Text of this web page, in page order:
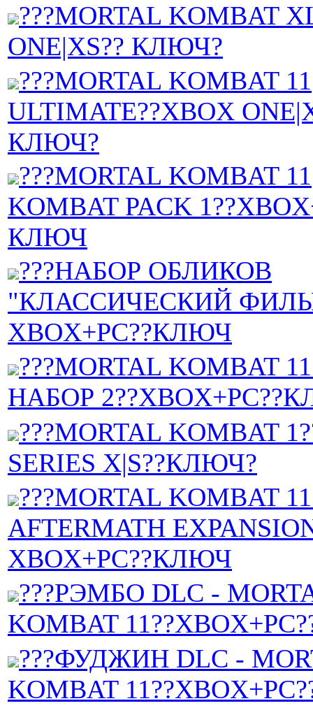
???MORTAL KOMBAT
ONE|XS?? КЛЮЧ?
???MORTAL KOMBAT 11
ULTIMATE??XBOX
КЛЮЧ?
???MORTAL KOMBAT 11
KOMBAT PACK
КЛЮЧ
???НАБОР ОБЛИКОВ
"КЛАССИЧЕСКИЙ
XBOX+PC??КЛЮЧ
???MORTAL KOMBAT
НАБОР
???MORTAL KOMBAT
SERIES X|S??КЛЮЧ?
???MORTAL KOMBAT
AFTERMATH
XBOX+PC??КЛЮЧ
???РЭМБО DLC -
KOMBAT
???ФУДЖИН DLC -
KOMBAT